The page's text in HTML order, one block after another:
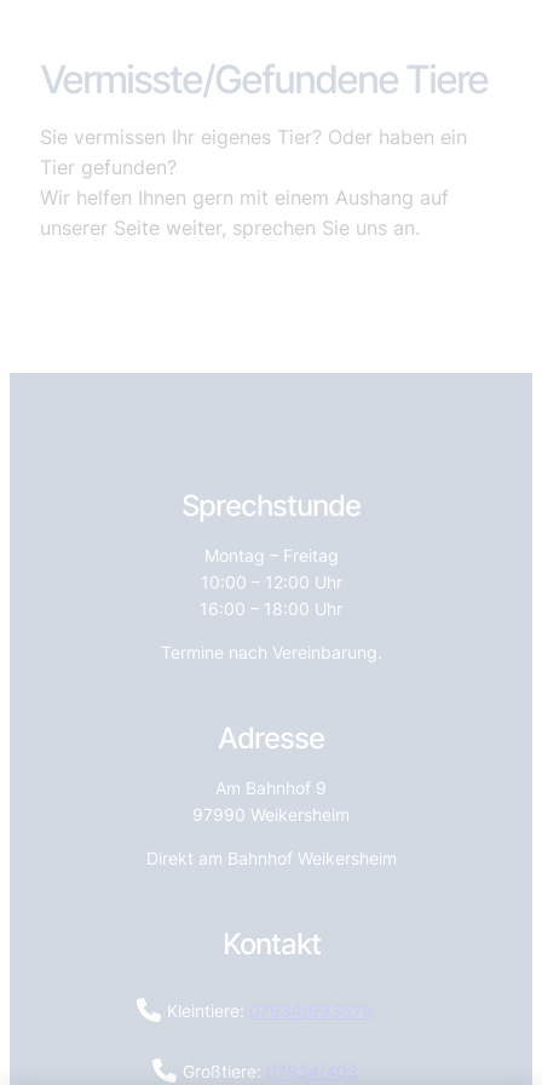
Vermisste/Gefundene Tiere
Sie vermissen Ihr eigenes Tier? Oder haben ein
Tier gefunden?
Wir helfen Ihnen gern mit einem Aushang auf
unserer Seite weiter, sprechen Sie uns an.
Sprechstunde
Montag – Freitag
10:00 – 12:00 Uhr
16:00 – 18:00 Uhr
Termine nach Vereinbarung.
Adresse
Am Bahnhof 9
97990 Weikersheim
Direkt am Bahnhof Weikersheim
Kontakt
Kleintiere: 07934/993579
Großtiere: 07934/403